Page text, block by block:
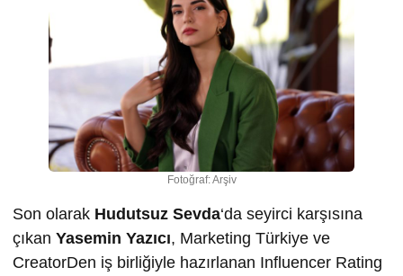
Fotoğraf: Arşiv
Son olarak Hudutsuz Sevda‘da seyirci karşısına
çıkan Yasemin Yazıcı, Marketing Türkiye ve
CreatorDen iş birliğiyle hazırlanan Influencer Rating